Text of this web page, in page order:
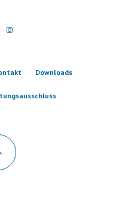
Downloads